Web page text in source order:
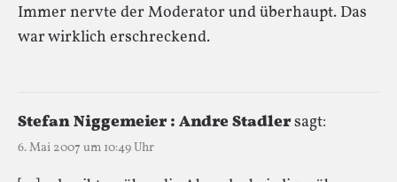
Immer nervte der Moderator und überhaupt. Das
war wirklich erschreckend.
Stefan Niggemeier : Andre Stadlersagt:
6. Mai 2007 um 10:49 Uhr